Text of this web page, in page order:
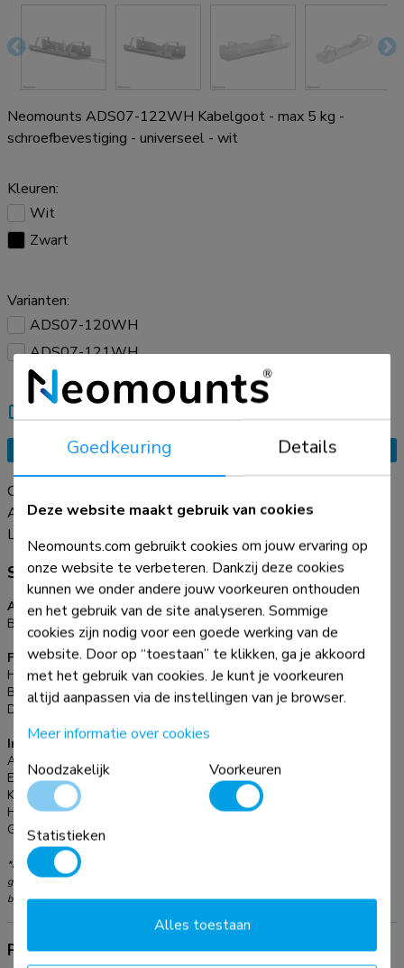
Neomounts ADS07-122WH Kabelgoot - max 5 kg -
schroefbevestiging - universeel - wit
Kleuren:
Wit
Zwart
Varianten:
ADS07-120WH
ADS07-121WH
Vraag offerte aan
Creëer een opgeruimde en efficiënte werkplek met de
ADS07-122WH kabelgoot. De kabelgoot biedt voldoende
ruimte voor meerdere kabels, stekkerdozen en meer. De
ADS07-122WH is ideaal voor het geleiden en wegwerken
van kabels en helpt om een nette en overzichtelijke
werkplek te behouden voor een productievere omgeving.
Lees meer
Specificaties
Algemeen
Bureaumontage:
Functionaliteit
Hoogte:
10,8 cm
Breedte:
60 cm
Diepte:
Informatie
Artikelnummer:
ADS07-122WH
EAN:
8721246340058
Kleur:
Hoofdmateriaal:
Garantie:
*NB. De vermelde inch-maten zijn slechts een indicatie, gecombineerd met het
gewicht en de VESA-maten. Het maximale gewicht en de VESA-maat zijn absolute
beperkingen voor de producten en dienen niet te worden overschreden.
Productinformatie
Goedkeuring Details
Deze website maakt gebruik van cookies
Neomounts.com gebruikt cookies om jouw ervaring op
onze website te verbeteren. Dankzij deze cookies
kunnen we onder andere jouw voorkeuren onthouden
en het gebruik van de site analyseren. Sommige
cookies zijn nodig voor een goede werking van de
website. Door op “toestaan” te klikken, ga je akkoord
met het gebruik van cookies. Je kunt je voorkeuren
altijd aanpassen via de instellingen van je browser.
Meer informatie over cookies
Noodzakelijk
Voorkeuren
Statistieken
Alles toestaan